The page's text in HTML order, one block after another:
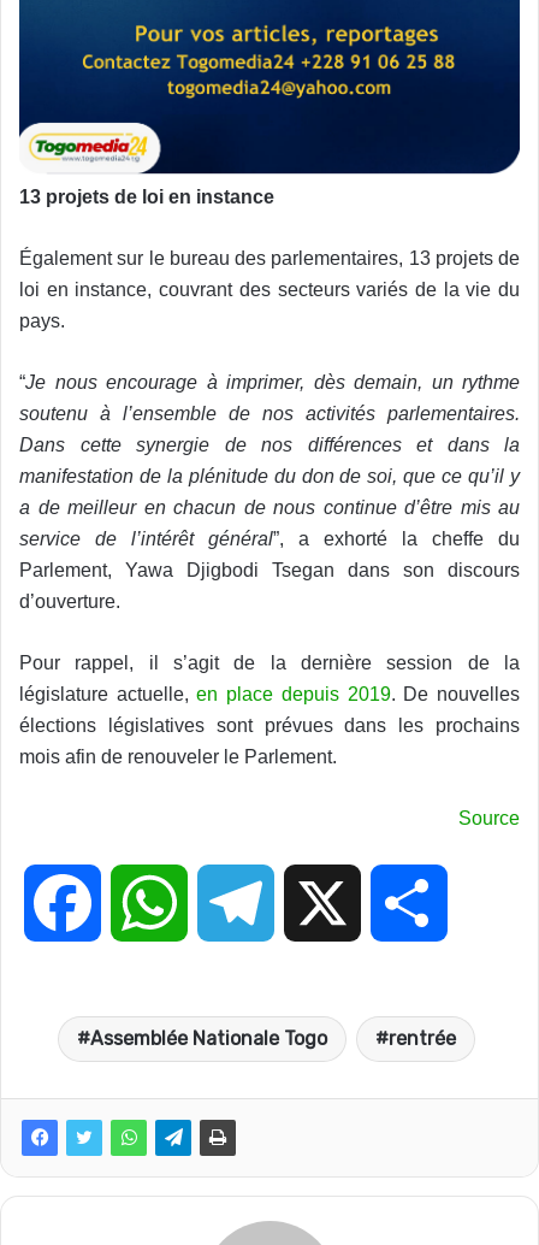
13 projets de loi en instance
Également sur le bureau des parlementaires, 13 projets de
loi en instance, couvrant des secteurs variés de la vie du
pays.
“Je nous encourage à imprimer, dès demain, un rythme
soutenu à l’ensemble de nos activités parlementaires.
Dans cette synergie de nos différences et dans la
manifestation de la plénitude du don de soi, que ce qu’il y
a de meilleur en chacun de nous continue d’être mis au
service de l’intérêt général”, a exhorté la cheffe du
Parlement, Yawa Djigbodi Tsegan dans son discours
d’ouverture.
Pour rappel, il s’agit de la dernière session de la
législature actuelle,en place depuis 2019. De nouvelles
élections législatives sont prévues dans les prochains
mois afin de renouveler le Parlement.
Source
c a l r
Assemblée Nationale Togo rentrée